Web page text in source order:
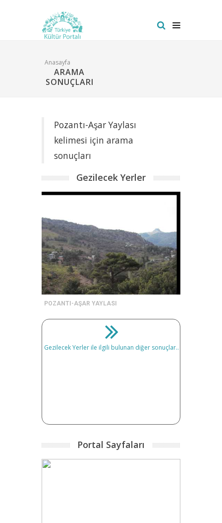
Anasayfa
ARAMA
SONUÇLARI
Pozantı-Aşar Yaylası
kelimesi için arama
sonuçları
Gezilecek Yerler
POZANTI-AŞAR YAYLASI
Gezilecek Yerler ile ilgili bulunan diğer sonuçlar..
Portal Sayfaları